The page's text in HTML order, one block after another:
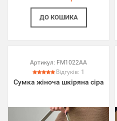
ДО КОШИКА
Артикул: FM1022AA
Відгуків: 1
Сумка жіноча шкіряна сіра